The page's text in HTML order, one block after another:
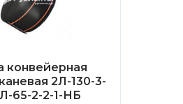
конвейерная
2Л-130-3-
65-2-2-1-НБ